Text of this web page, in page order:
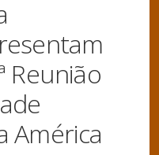
Reunião
América